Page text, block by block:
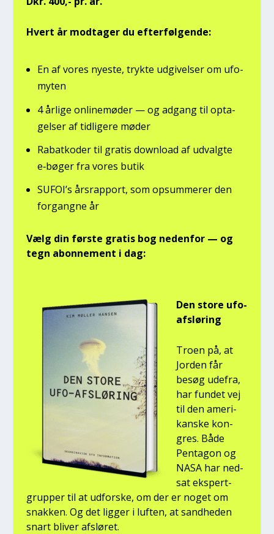
Hvert år mod­ta­ger du efter­føl­gen­de:
En af vores nye­ste, tryk­te udgi­vel­ser om ufo­
myten
4 årli­ge onli­ne­mø­der — og adgang til opta­
gel­ser af tid­li­ge­re møder
Rabat­ko­der til gra­tis down­lo­ad af udvalg­te
e‑bøger fra vores butik
SUFOI’s års­rap­port, som opsum­me­rer den
for­gang­ne år
Vælg din før­ste gra­tis bog neden­for — og
tegn abon­ne­ment i dag:
Den sto­re ufo-
afslø­ring
Tro­en på, at
Jor­den får
besøg ude­fra,
har fun­det vej
til den ame­ri­
kan­ske kon­
gres. Både
Pen­ta­gon og
NASA har ned­
sat eks­pert­
grup­per til at udfor­ske, om der er noget om
snak­ken. Og det lig­ger i luf­ten, at sand­he­den
snart bli­ver afslø­ret.